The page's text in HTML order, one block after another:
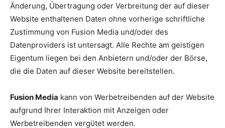
Änderung, Übertragung oder Verbreitung der auf dieser
Website enthaltenen Daten ohne vorherige schriftliche
Zustimmung von Fusion Media und/oder des
Datenproviders ist untersagt. Alle Rechte am geistigen
Eigentum liegen bei den Anbietern und/oder der Börse,
die die Daten auf dieser Website bereitstellen.
Fusion Media kann von Werbetreibenden auf der Website
aufgrund Ihrer Interaktion mit Anzeigen oder
Werbetreibenden vergütet werden.